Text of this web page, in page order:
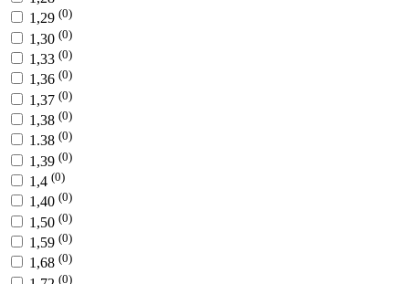
1,29 (0)
1,30 (0)
1,33 (0)
1,36 (0)
1,37 (0)
1,38 (0)
1.38 (0)
1,39 (0)
1,4 (0)
1,40 (0)
1,50 (0)
1,59 (0)
1,68 (0)
(0)